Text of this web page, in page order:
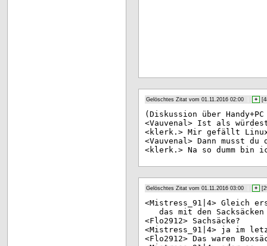
Gelöschtes Zitat vom 01.11.2016 02:00 + [
(Diskussion über
<Vauvenal> Ist als
<klerk.> Mir gefällt
<Vauvenal> Dann musst
<klerk.> Na so dumm bin
Gelöschtes Zitat vom 01.11.2016 03:00 + [
<Mistress_91|4> Gleich
das mit den
<Flo2912> Sachsäcke?
<Mistress_91|4> ja im
<Flo2912> Das waren